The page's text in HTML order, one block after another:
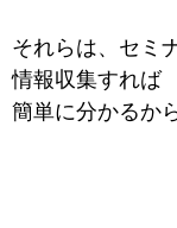
それらは、セミ
情報収集すれば
簡単に分かるか